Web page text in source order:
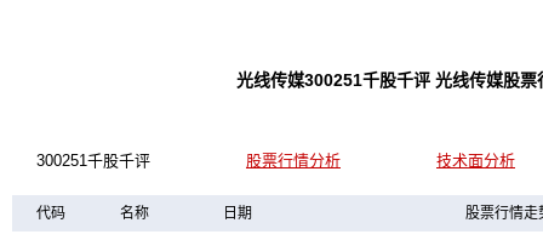
光线传媒300251千股千评 光线传媒股
300251千股千评 股票行情分析 技术面分析
代码 名称 日期 股票行情走